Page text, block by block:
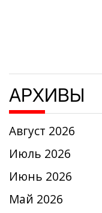
АРХИВЫ
Август 2026
Июль 2026
Июнь 2026
Май 2026